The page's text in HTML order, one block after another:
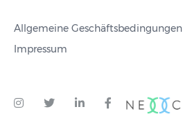
Allgemeine Geschäftsbedingungen
Impressum